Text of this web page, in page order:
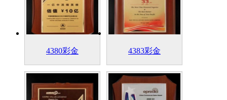
4380彩金 4383彩金